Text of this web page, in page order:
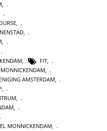
,
,
,
,
FIT
MONNICKENDAM
AMSTERDAM
MONNICKENDAM,